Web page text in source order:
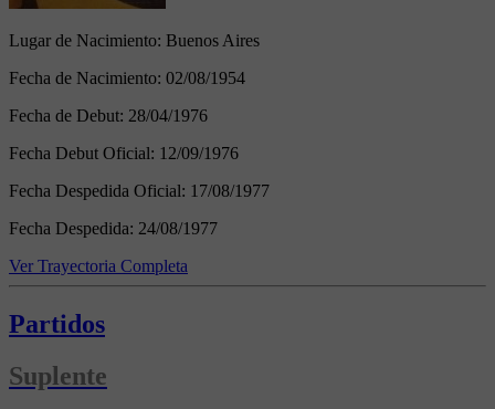
Lugar de Nacimiento: Buenos Aires
Fecha de Nacimiento: 02/08/1954
Fecha de Debut: 28/04/1976
Fecha Debut Oficial: 12/09/1976
Fecha Despedida Oficial: 17/08/1977
Fecha Despedida: 24/08/1977
Ver Trayectoria Completa
Partidos
Suplente